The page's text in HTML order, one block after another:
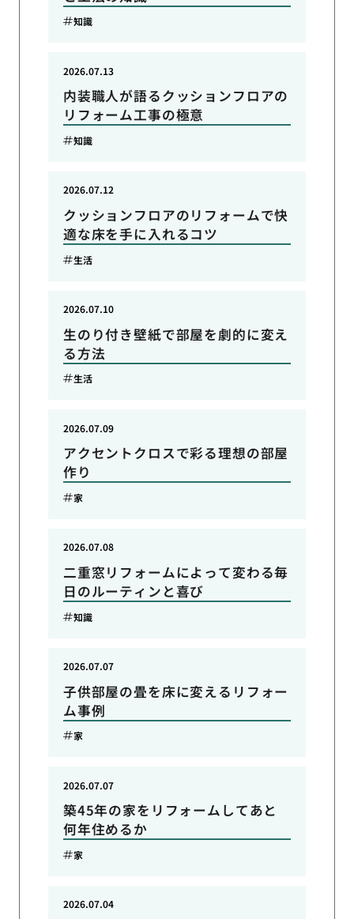
知識
内装職人が語るクッションフロアの
リフォーム工事の極意
2026.07.13
知識
クッションフロアのリフォームで快
適な床を手に入れるコツ
2026.07.12
生活
生のり付き壁紙で部屋を劇的に変え
る方法
2026.07.10
生活
アクセントクロスで彩る理想の部屋
作り
2026.07.09
家
二重窓リフォームによって変わる毎
日のルーティンと喜び
2026.07.08
知識
子供部屋の畳を床に変えるリフォー
ム事例
2026.07.07
家
築45年の家をリフォームしてあと
何年住めるか
2026.07.07
家
2026.07.04